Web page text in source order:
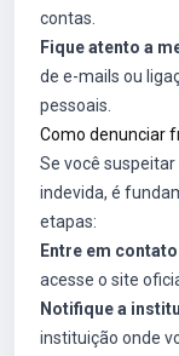
contas.
Fique atento a
de e-mails ou
pessoais.
Como denunciar
Se você
indevida, é
etapas:
Entre em
acesse o site
Notifique a
instituição onde